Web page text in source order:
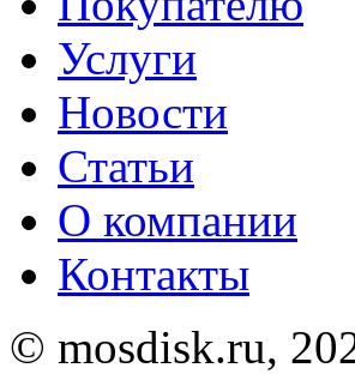
Услуги
Новости
Статьи
О компании
Контакты
© mosdisk.ru,